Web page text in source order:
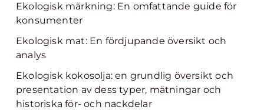
Ekologisk märkning: En omfattande guide för
konsumenter
Ekologisk mat: En fördjupande översikt och
analys
Ekologisk kokosolja: en grundlig översikt och
presentation av dess typer, mätningar och
historiska för- och nackdelar